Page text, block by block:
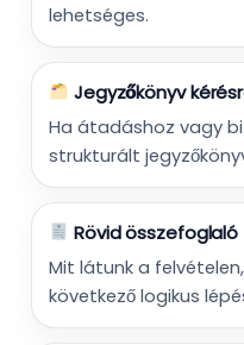
lehetséges.
Jegyzőkönyv
Ha átadáshoz vagy
strukturált
Rövid összefoglaló
Mit látunk a
következő logikus